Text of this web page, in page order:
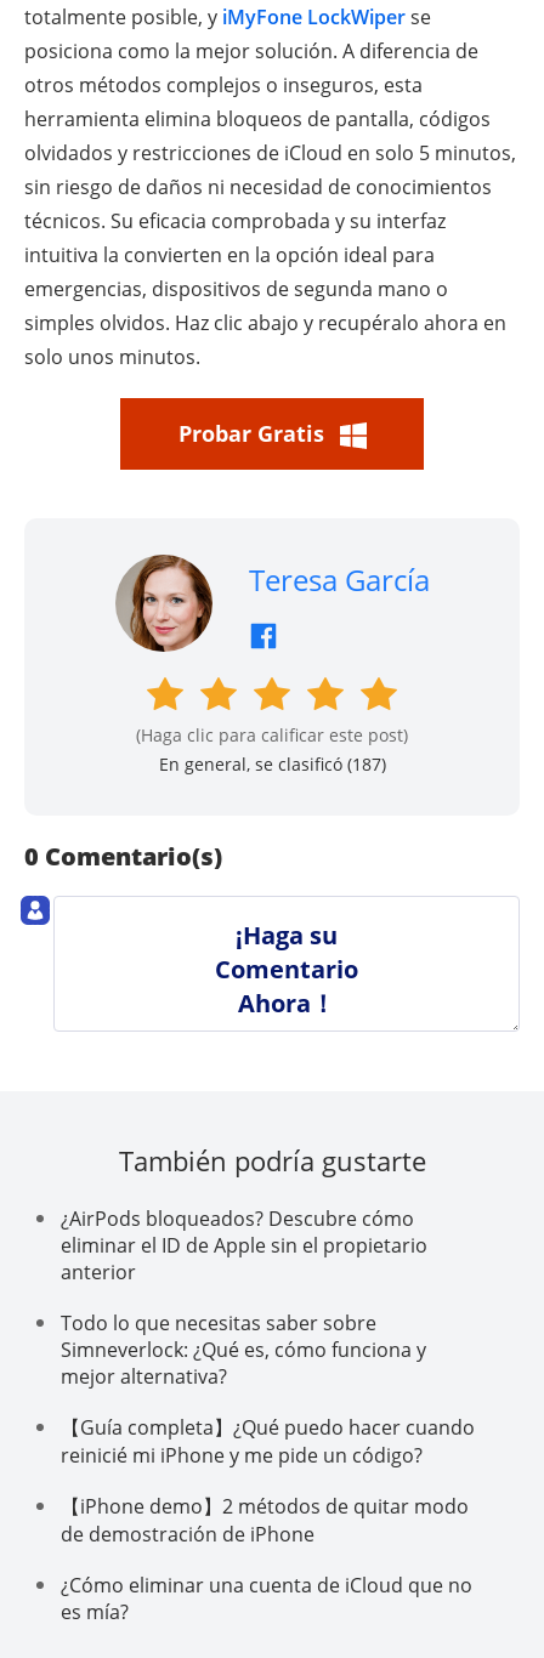
totalmente posible, y iMyFone LockWiperse
posiciona como la mejor solución. A diferencia de
otros métodos complejos o inseguros, esta
herramienta elimina bloqueos de pantalla, códigos
olvidados y restricciones de iCloud en solo 5 minutos,
sin riesgo de daños ni necesidad de conocimientos
técnicos. Su eficacia comprobada y su interfaz
intuitiva la convierten en la opción ideal para
emergencias, dispositivos de segunda mano o
simples olvidos. Haz clic abajo y recupéralo ahora en
solo unos minutos.
Probar Gratis
Teresa García
(Haga clic para calificar este post)
En general, se clasificó (187)
0 Comentario(s)
¡Haga su
Comentario
Ahora！
También podría gustarte
¿AirPods bloqueados? Descubre cómo
eliminar el ID de Apple sin el propietario
anterior
Todo lo que necesitas saber sobre
Simneverlock: ¿Qué es, cómo funciona y
mejor alternativa?
【Guía completa】¿Qué puedo hacer cuando
reinicié mi iPhone y me pide un código?
【iPhone demo】2 métodos de quitar modo
de demostración de iPhone
¿Cómo eliminar una cuenta de iCloud que no
es mía?